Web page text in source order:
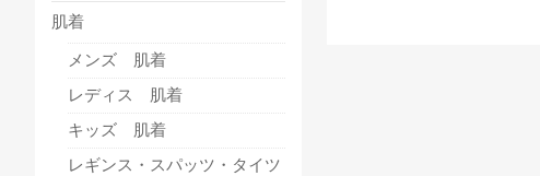
肌着
メンズ 肌着
レディス 肌着
キッズ 肌着
レギンス・スパッツ・タイツ